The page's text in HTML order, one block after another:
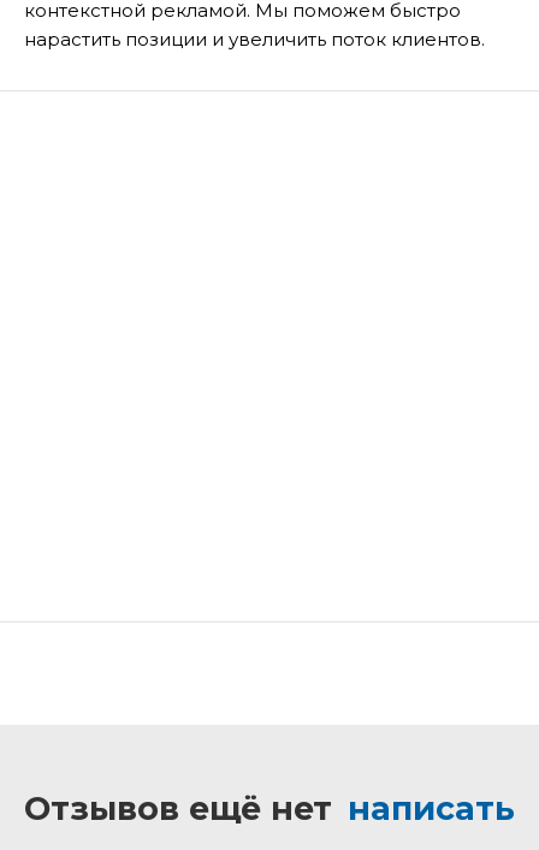
контекстной рекламой. Мы поможем быстро
нарастить позиции и увеличить поток клиентов.
Отзывов ещё нет написать